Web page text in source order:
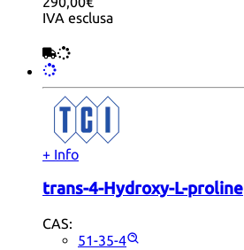
IVA esclusa
+ Info
trans-4-Hydroxy-L-proline
CAS:
51-35-4